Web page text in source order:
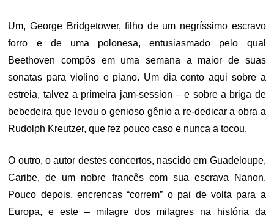
Um, George Bridgetower, filho de um negríssimo escravo
forro e de uma polonesa, entusiasmado pelo qual
Beethoven compôs em uma semana a maior de suas
sonatas para violino e piano. Um dia conto aqui sobre a
estreia, talvez a primeira jam-session – e sobre a briga de
bebedeira que levou o genioso gênio a re-dedicar a obra a
Rudolph Kreutzer, que fez pouco caso e nunca a tocou.
O outro, o autor destes concertos, nascido em Guadeloupe,
Caribe, de um nobre francês com sua escrava Nanon.
Pouco depois, encrencas “correm” o pai de volta para a
Europa, e este – milagre dos milagres na história da